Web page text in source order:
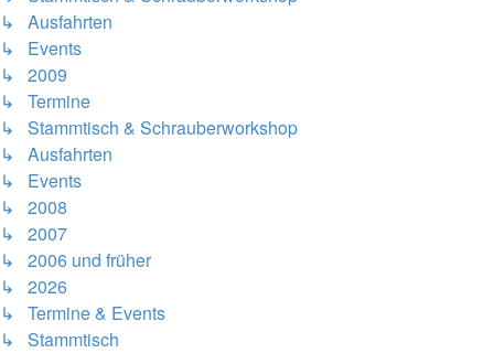
↳ Ausfahrten
↳ Events
↳ 2009
↳ Termine
↳ Stammtisch & Schrauberworkshop
↳ Ausfahrten
↳ Events
↳ 2008
↳ 2007
↳ 2006 und früher
↳ 2026
↳ Termine & Events
↳ Stammtisch